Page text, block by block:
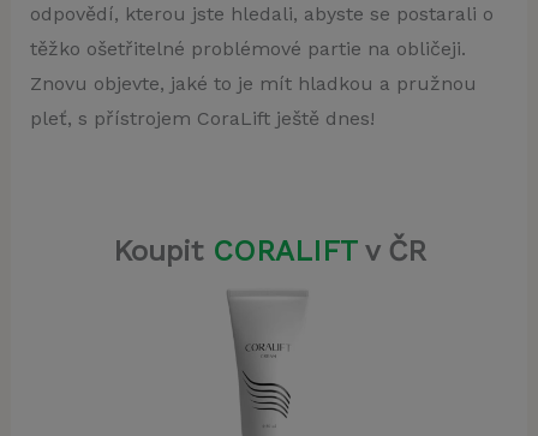
odpovědí, kterou jste hledali, abyste se postarali o
těžko ošetřitelné problémové partie na obličeji.
Znovu objevte, jaké to je mít hladkou a pružnou
pleť, s přístrojem CoraLift ještě dnes!
Koupit CORALIFTv ČR